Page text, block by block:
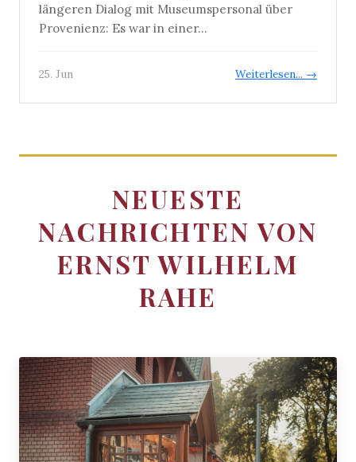
längeren Dialog mit Museumspersonal über
Provenienz: Es war in einer...
25. Jun Weiterlesen... →
NEUESTE
NACHRICHTEN VON
ERNST WILHELM
RAHE